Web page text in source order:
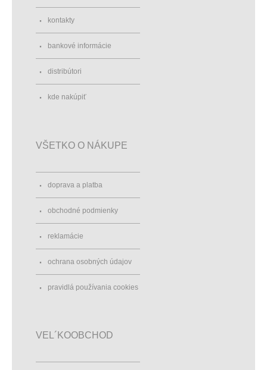
kontakty
bankové informácie
distribútori
kde nakúpiť
VŠETKO O NÁKUPE
doprava a platba
obchodné podmienky
reklamácie
ochrana osobných údajov
pravidlá používania cookies
VEL´KOOBCHOD